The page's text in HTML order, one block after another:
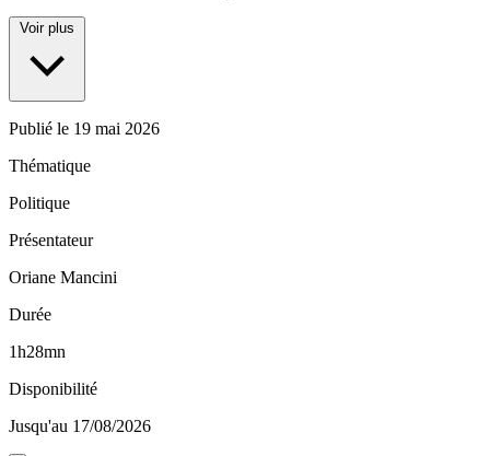
Voir plus
Publié le 19 mai 2026
Thématique
Politique
Présentateur
Oriane Mancini
Durée
1h28mn
Disponibilité
Jusqu'au 17/08/2026